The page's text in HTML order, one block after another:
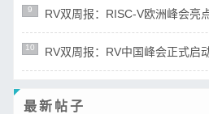
9 RV双周报：RISC-V欧洲峰会亮
10 RV双周报：RV中国峰会正式启
最新帖子